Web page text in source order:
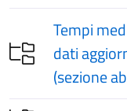
Tempi
dati
(sezione